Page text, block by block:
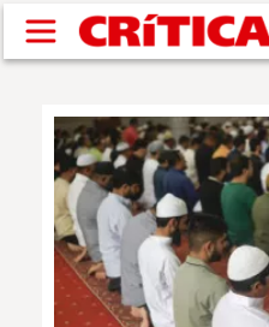
Pasar al contenido principal
SUCESOS
NACIONAL
POLÍTICA